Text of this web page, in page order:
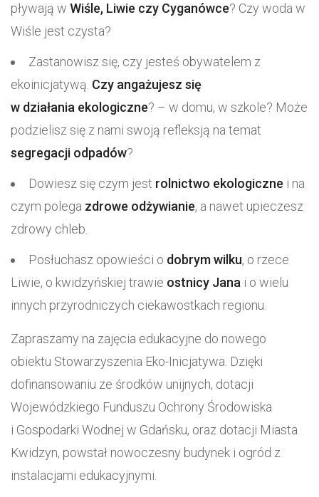
pływają w Wiśle, Liwie czy Cyganówce? Czy woda w
Wiśle jest czysta?
Zastanowisz się, czy jesteś obywatelem z
ekoinicjatywą. Czy angażujesz się
w działania ekologiczne? – w domu, w szkole? Może
podzielisz się z nami swoją refleksją na temat
segregacji odpadów?
Dowiesz się czym jest rolnictwo ekologiczne i na
czym polega zdrowe odżywianie, a nawet upieczesz
zdrowy chleb.
Posłuchasz opowieści o dobrym wilku, o rzece
Liwie, o kwidzyńskiej trawie ostnicy Jana i o wielu
innych przyrodniczych ciekawostkach regionu.
Zapraszamy na zajęcia edukacyjne do nowego
obiektu Stowarzyszenia Eko-Inicjatywa. Dzięki
dofinansowaniu ze środków unijnych, dotacji
Wojewódzkiego Funduszu Ochrony Środowiska
i Gospodarki Wodnej w Gdańsku, oraz dotacji Miasta
Kwidzyn, powstał nowoczesny budynek i ogród z
instalacjami edukacyjnymi.